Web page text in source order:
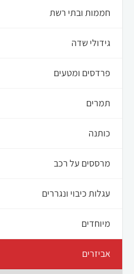
חממות ובתי רשת
גידולי שדה
פרדסים ומטעים
תמרים
כותנה
מרססים על רכב
עגלות כיבוי ונגררים
מיוחדים
אביזרים